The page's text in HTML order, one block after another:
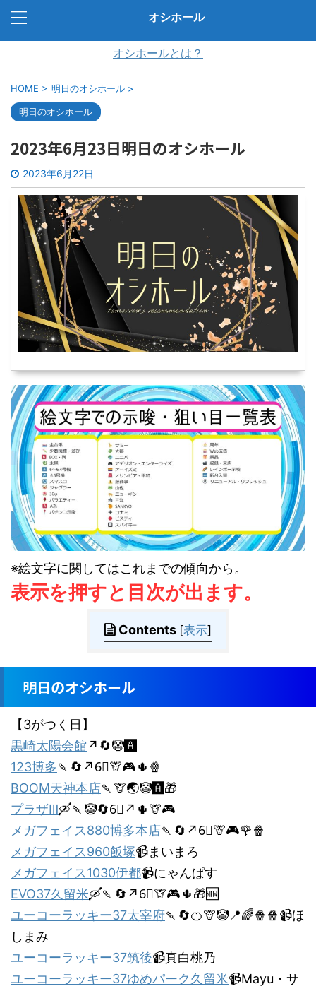
オシホール
オシホールとは？
HOME > 明日のオシホール >
明日のオシホール
2023年6月23日明日のオシホール
2023年6月22日
※絵文字に関してはこれまでの傾向から。
表示を押すと目次が出ます。
Contents [表示]
明日のオシホール
【3がつく日】
黒崎太陽会館↗️🔄🤡🅰️
123博多🍡🔄↗️6⃣🦒🎮🌵🍿
BOOM天神本店🍡🦒🌏🤡🅰️🎁
プラザⅢ🛶🍡🤡🔄6⃣↗️🌵🦒🎮
メガフェイス880博多本店🍡🔄↗️6⃣🦒🎮🌹🍿
メガフェイス960飯塚📹まいまろ
メガフェイス1030伊都📹にゃんぱす
EVO37久留米🛶🍡🔄↗️6⃣🦒🎮🌵🎁🆕
ユーコーラッキー37太宰府🍡🔄🍊🦒🤡📍🌈🍿🍿📹ほ
しまみ
ユーコーラッキー37筑後📹真白桃乃
ユーコーラッキー37ゆめパーク久留米📹Mayu・サ